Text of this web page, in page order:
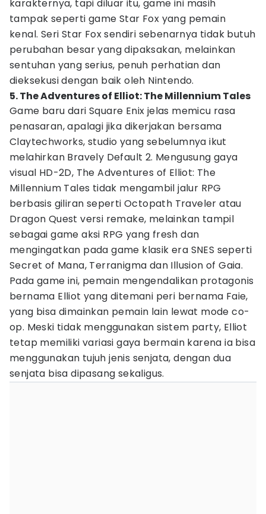
karakternya, tapi diluar itu, game ini masih
tampak seperti game Star Fox yang pemain
kenal. Seri Star Fox sendiri sebenarnya tidak butuh
perubahan besar yang dipaksakan, melainkan
sentuhan yang serius, penuh perhatian dan
dieksekusi dengan baik oleh Nintendo.
5. The Adventures of Elliot: The Millennium Tales
Game baru dari Square Enix jelas memicu rasa
penasaran, apalagi jika dikerjakan bersama
Claytechworks, studio yang sebelumnya ikut
melahirkan Bravely Default 2. Mengusung gaya
visual HD-2D, The Adventures of Elliot: The
Millennium Tales tidak mengambil jalur RPG
berbasis giliran seperti Octopath Traveler atau
Dragon Quest versi remake, melainkan tampil
sebagai game aksi RPG yang fresh dan
mengingatkan pada game klasik era SNES seperti
Secret of Mana, Terranigma dan Illusion of Gaia.
Pada game ini, pemain mengendalikan protagonis
bernama Elliot yang ditemani peri bernama Faie,
yang bisa dimainkan pemain lain lewat mode co-
op. Meski tidak menggunakan sistem party, Elliot
tetap memiliki variasi gaya bermain karena ia bisa
menggunakan tujuh jenis senjata, dengan dua
senjata bisa dipasang sekaligus.